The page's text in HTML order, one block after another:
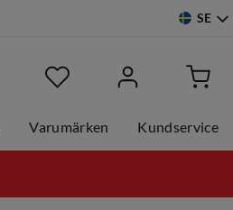
SE
Varumärken Kundservice